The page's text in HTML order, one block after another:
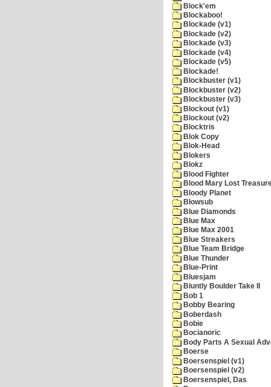
Block'em
Blockaboo!
Blockade (v1)
Blockade (v2)
Blockade (v3)
Blockade (v4)
Blockade (v5)
Blockade!
Blockbuster (v1)
Blockbuster (v2)
Blockbuster (v3)
Blockout (v1)
Blockout (v2)
Blocktris
Blok Copy
Blok-Head
Blokers
Blokz
Blood Fighter
Blood Mary Lost
Bloody Planet
Blowsub
Blue Diamonds
Blue Max
Blue Max 2001
Blue Streakers
Blue Team Bridge
Blue Thunder
Blue-Print
Bluesjam
Bluntly Boulder Take II
Bob 1
Bobby Bearing
Boberdash
Bobie
Bocianoric
Body Parts A Sexual
Boerse
Boersenspiel (v1)
Boersenspiel (v2)
Boersenspiel, Das